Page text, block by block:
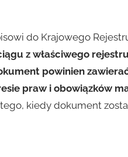
do Krajowego
z właściwego
powinien
praw i obowiązków
kiedy dokument